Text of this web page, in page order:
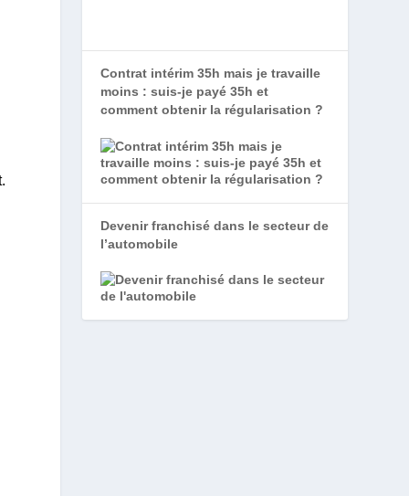
Contrat intérim 35h mais je travaille
moins : suis-je payé 35h et
comment obtenir la régularisation ?
Devenir franchisé dans le secteur de
l’automobile